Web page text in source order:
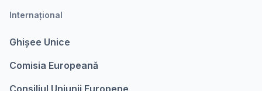
Internațional
Ghișee Unice
Comisia Europeanǎ
Consiliul Uniunii Europene